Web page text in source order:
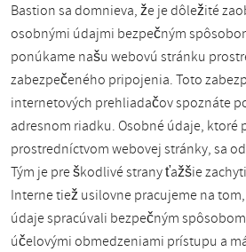
Bastion sa domnieva, že je dôležité
osobnými údajmi bezpečným
ponúkame našu webovú stránku
zabezpečeného pripojenia. Toto
internetových prehliadačov spoznáte
adresnom riadku. Osobné údaje, ktoré
prostredníctvom webovej stránky, sa
Tým je pre škodlivé strany ťažšie
Interne tiež usilovne pracujeme na
údaje spracúvali bezpečným
účelovými obmedzeniami prístupu a